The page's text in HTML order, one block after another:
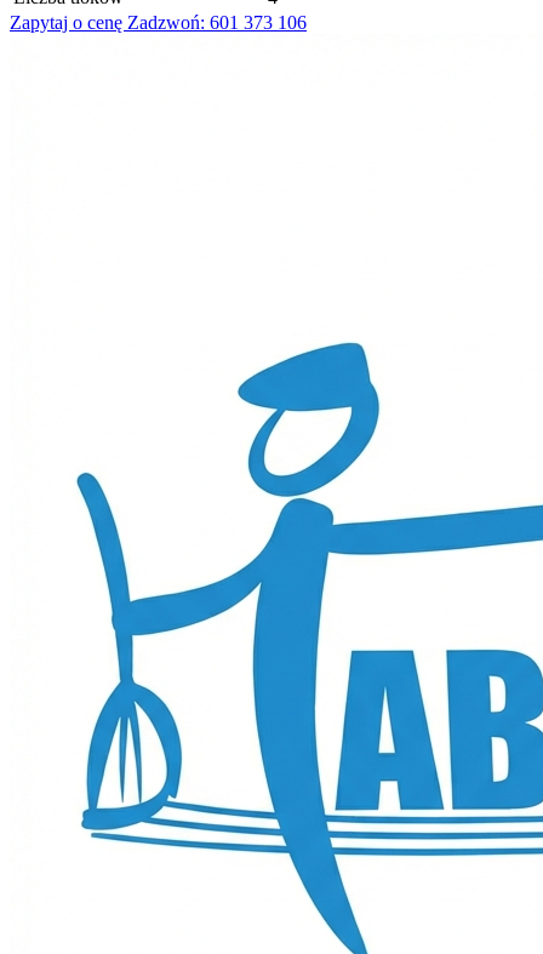
Zapytaj o cenę Zadzwoń: 601 373 106